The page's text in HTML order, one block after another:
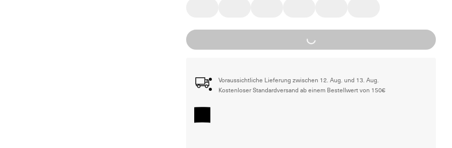
Loading...
Voraussichtliche Lieferung zwischen 12. Aug. und 13. Aug.
Kostenloser Standardversand ab einem Bestellwert von 150€